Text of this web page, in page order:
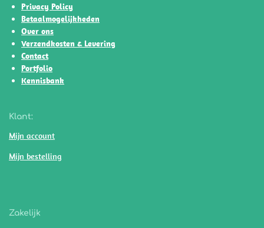
p
k
a
m
Privacy Policy
Betaalmogelijkheden
Over ons
Verzendkosten & Levering
Contact
Portfolio
Kennisbank
Klant:
Mijn account
Mijn bestelling
Zakelijk